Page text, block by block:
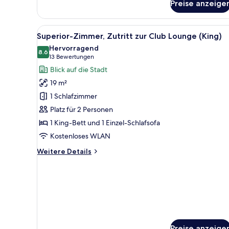
(Family
Three)
Preise
Alle
Fotos
für
Superior-
Zimmer,
Zutritt
zur
Club
Lounge
(King)
anzeigen
Ein ordentlich bezogenes
10
Superior-Zimmer, Zutritt zur Club Lounge (King)
8.68.6 von 10
Hervorragend
13 Bewertungen
(13
Bewertungen)
Blick auf die Stadt
19 m²
1 Schlafzimmer
Platz für 2 Personen
1 King-Bett und 1 Einzel-Schlafsofa
Kostenloses WLAN
Weitere Details
Weitere